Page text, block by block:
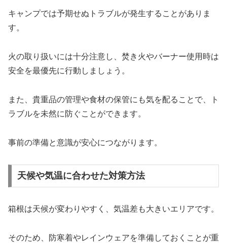
キャンプでは予期せぬトラブルが発生することがありま
す。
火の取り扱いには十分注意し、焚き火やバーナー使用時は
安全を最優先に行動しましょう。
また、貴重品の管理や食材の保管にも気を配ることで、ト
ラブルを未然に防ぐことができます。
事前の準備と意識が安心につながります。
天候や気温に合わせた対策方法
箱根は天候が変わりやすく、気温差も大きいエリアです。
そのため、防寒着やレインウェアを準備しておくことが重